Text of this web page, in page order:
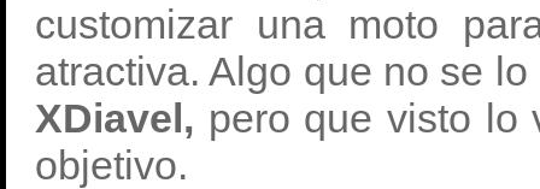
customizar una moto
atractiva. Algo que no se
XDiavel, pero que visto lo
objetivo.